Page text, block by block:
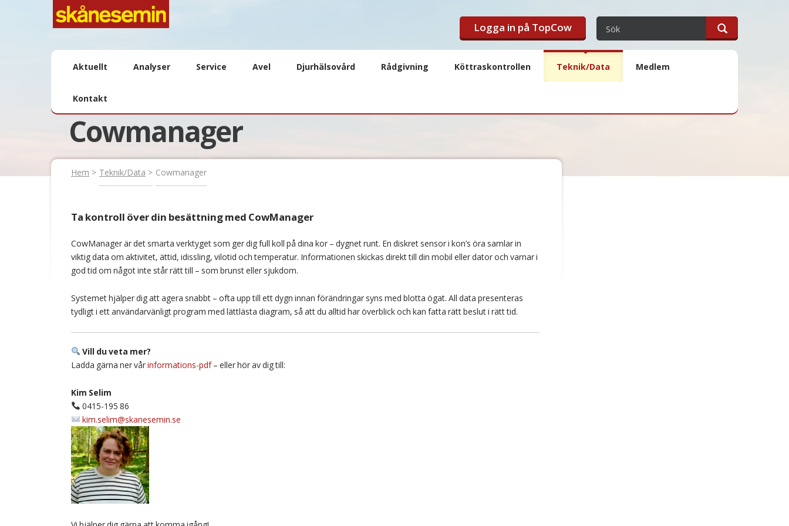
Logga in på TopCow
Aktuellt Analyser Service Avel Djurhälsovård Rådgivning Köttraskontrollen Teknik/Data Medlem
Kontakt
Cowmanager
Hem Teknik/Data Cowmanager
Ta kontroll över din besättning med CowManager
CowManager är det smarta verktyget som ger dig full koll på dina kor – dygnet runt. En diskret sensor i kon’s öra samlar in
viktig data om aktivitet, ättid, idissling, vilotid och temperatur. Informationen skickas direkt till din mobil eller dator och varnar i
god tid om något inte står rätt till – som brunst eller sjukdom.
Systemet hjälper dig att agera snabbt – ofta upp till ett dygn innan förändringar syns med blotta ögat. All data presenteras
tydligt i ett användarvänligt program med lättlästa diagram, så att du alltid har överblick och kan fatta rätt beslut i rätt tid.
Vill du veta mer?
Ladda gärna ner vårinformations-pdf– eller hör av dig till:
Kim Selim
0415-195 86
kim.selim@skanesemin.se